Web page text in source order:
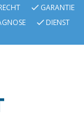
GARANTIE
DIENST